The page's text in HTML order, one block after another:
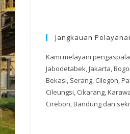
Jangkauan
Kami melayani
Jabodetabek, Jakarta,
Bekasi, Serang, Cilegon,
Cileungsi, Cikarang,
Cirebon, Bandung dan